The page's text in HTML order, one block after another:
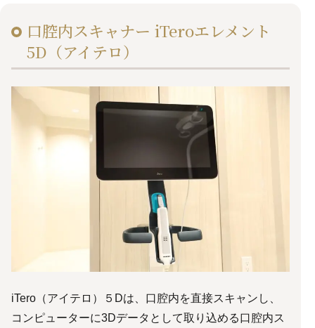
口腔内スキャナー iTeroエレメント
5D（アイテロ）
iTero（アイテロ）５Dは、口腔内を直接スキャンし、
コンピューターに3Dデータとして取り込める口腔内ス